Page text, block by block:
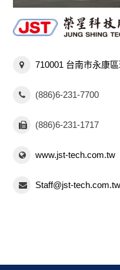
710001 台南市永康
(886)6-231-7700
(886)6-231-1717
www.jst-tech.com.tw
Staff@jst-tech.com.tw